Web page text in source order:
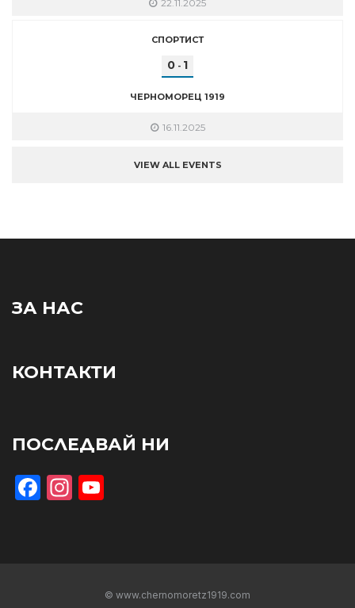
22.11.2025
СПОРТИСТ
0 - 1
ЧЕРНОМОРЕЦ 1919
16.11.2025
VIEW ALL EVENTS
ЗА НАС
КОНТАКТИ
ПОСЛЕДВАЙ НИ
Facebook
Instagram
© www.chernomoretz1919.com